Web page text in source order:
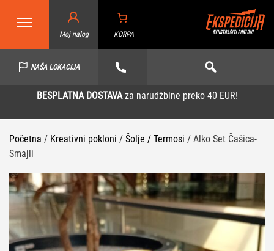
Moj nalog KORPA
NAŠA LOKACIJA
BESPLATNA DOSTAVAza narudžbine preko 40 EUR!
Početna / Kreativni pokloni / Šolje / Termosi / Alko Set Čašica-
Smajli